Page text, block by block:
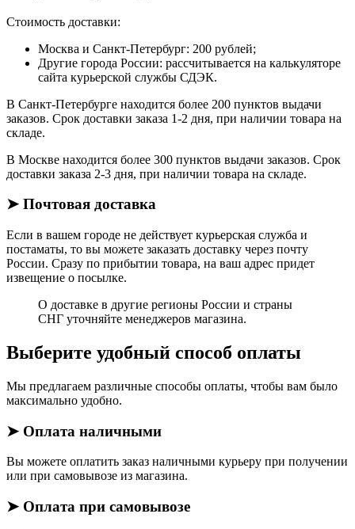
Стоимость доставки:
Москва и Санкт-Петербург: 200 рублей;
Другие города России: рассчитывается на калькуляторе
сайта курьерской службы СДЭК.
В Санкт-Петербурге находится более 200 пунктов выдачи
заказов. Срок доставки заказа 1-2 дня, при наличии товара на
складе.
В Москве находится более 300 пунктов выдачи заказов. Срок
доставки заказа 2-3 дня, при наличии товара на складе.
➤ Почтовая доставка
Если в вашем городе не действует курьерская служба и
постаматы, то вы можете заказать доставку через почту
России. Сразу по прибытии товара, на ваш адрес придет
извещение о посылке.
О доставке в другие регионы России и страны
СНГ уточняйте менеджеров магазина.
Выберите удобный способ оплаты
Мы предлагаем различные способы оплаты, чтобы вам было
максимально удобно.
➤ Оплата наличными
Вы можете оплатить заказ наличными курьеру при получении
или при самовывозе из магазина.
➤ Оплата при самовывозе